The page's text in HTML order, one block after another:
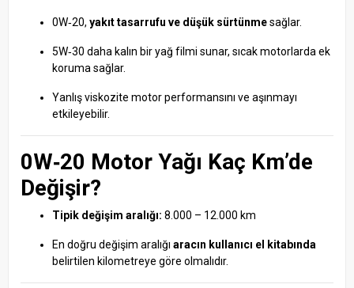
0W‑20, yakıt tasarrufu ve düşük sürtünmesağlar.
5W‑30 daha kalın bir yağ filmi sunar, sıcak motorlarda ek
koruma sağlar.
Yanlış viskozite motor performansını ve aşınmayı
etkileyebilir.
0W‑20 Motor Yağı Kaç Km’de
Değişir?
Tipik değişim aralığı: 8.000 – 12.000 km
En doğru değişim aralığı aracın kullanıcı el kitabında
belirtilen kilometreye göre olmalıdır.